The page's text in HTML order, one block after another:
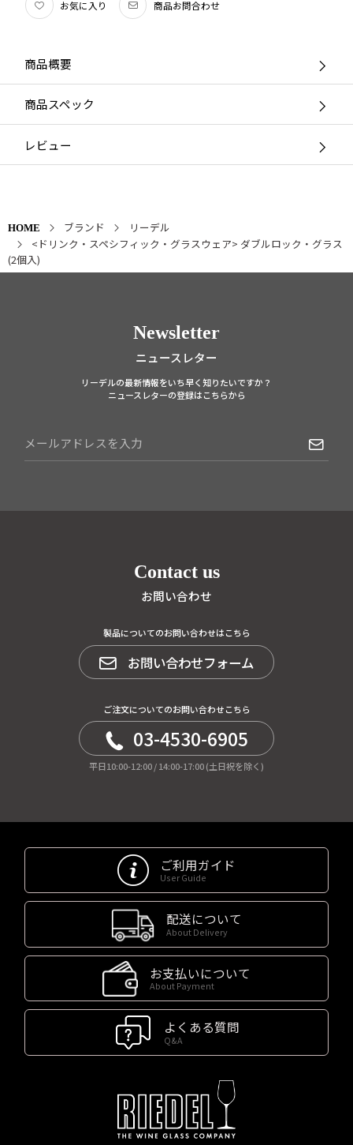
お気に入り 商品お問合わせ
商品概要
商品スペック
レビュー
HOME ブランド
リーデル
<ドリンク・スペシフィック・グラスウェア> ダブルロック・グラス
(2個入)
Newsletter
ニュースレター
リーデルの最新情報をいち早く知りたいですか？
ニュースレターの登録はこちらから
Contact us
お問い合わせ
製品についてのお問い合わせはこちら
お問い合わせフォーム
ご注文についてのお問い合わせこちら
03-4530-6905
平日10:00-12:00 / 14:00-17:00 (土日祝を除く)
ご利用ガイド
User Guide
配送について
About Delivery
お支払いについて
About Payment
よくある質問
Q&A